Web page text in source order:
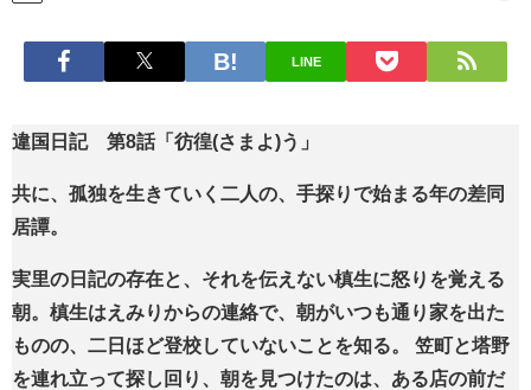
LINE
違国日記 第8話「彷徨(さまよ)う」
共に、孤独を生きていく二人の、手探りで始まる年の差同
居譚。
実里の日記の存在と、それを伝えない槙生に怒りを覚える
朝。槙生はえみりからの連絡で、朝がいつも通り家を出た
ものの、二日ほど登校していないことを知る。 笠町と塔野
を連れ立って探し回り、朝を見つけたのは、ある店の前だ